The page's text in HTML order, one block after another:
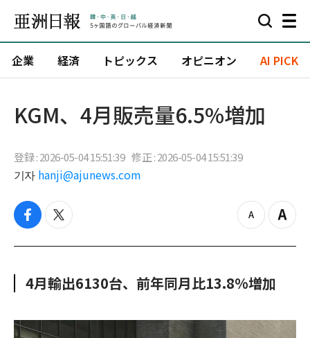
企業 経済 トピックス オピニオン AI PICK
KGM、4月販売量6.5%増加
登録 : 2026-05-04 15:51:39 修正 : 2026-05-04 15:51:39
기자 hanji@ajunews.com
f
c
o
t
i
e
z
o
u
Z
o
4月輸出6130台、前年同月比13.8%増加